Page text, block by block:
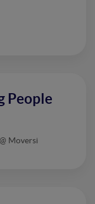
People
Moversi